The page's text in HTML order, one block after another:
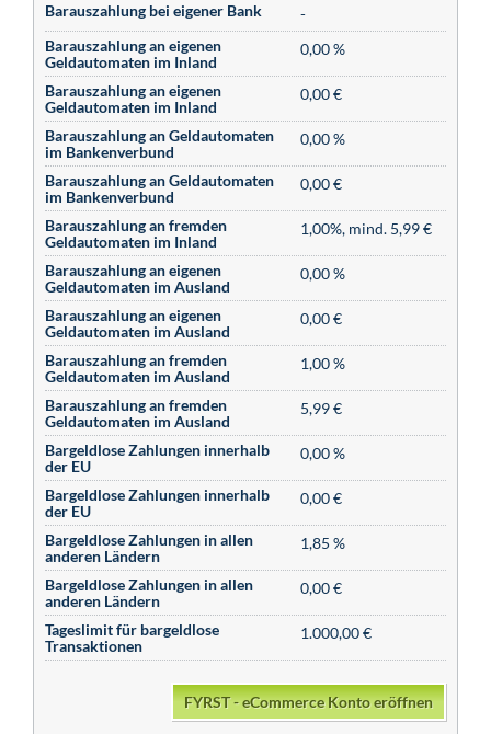
Barauszahlung bei eigener Bank
-
Barauszahlung an eigenen
Geldautomaten im Inland
0,00 %
Barauszahlung an eigenen
Geldautomaten im Inland
0,00 €
Barauszahlung an Geldautomaten
im Bankenverbund
0,00 %
Barauszahlung an Geldautomaten
im Bankenverbund
0,00 €
Barauszahlung an fremden
Geldautomaten im Inland
1,00%, mind. 5,99 €
Barauszahlung an eigenen
Geldautomaten im Ausland
0,00 %
Barauszahlung an eigenen
Geldautomaten im Ausland
0,00 €
Barauszahlung an fremden
Geldautomaten im Ausland
1,00 %
Barauszahlung an fremden
Geldautomaten im Ausland
5,99 €
Bargeldlose Zahlungen innerhalb
der EU
0,00 %
Bargeldlose Zahlungen innerhalb
der EU
0,00 €
Bargeldlose Zahlungen in allen
anderen Ländern
1,85 %
Bargeldlose Zahlungen in allen
anderen Ländern
0,00 €
Tageslimit für bargeldlose
Transaktionen
1.000,00 €
FYRST - eCommerce Konto eröffnen